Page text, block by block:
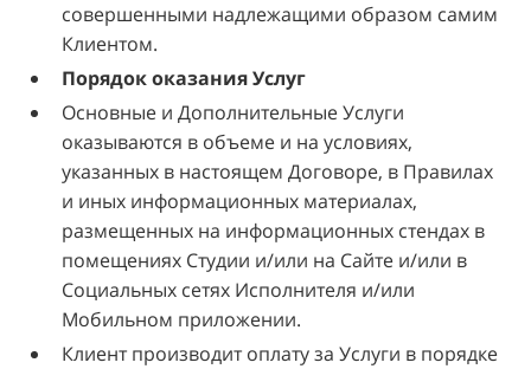
совершенными надлежащими образом самим
Клиентом.
Порядок оказания Услуг
Основные и Дополнительные Услуги
оказываются в объеме и на условиях,
указанных в настоящем Договоре, в Правилах
и иных информационных материалах,
размещенных на информационных стендах в
помещениях Студии и/или на Сайте и/или в
Социальных сетях Исполнителя и/или
Мобильном приложении.
Клиент производит оплату за Услуги в порядке